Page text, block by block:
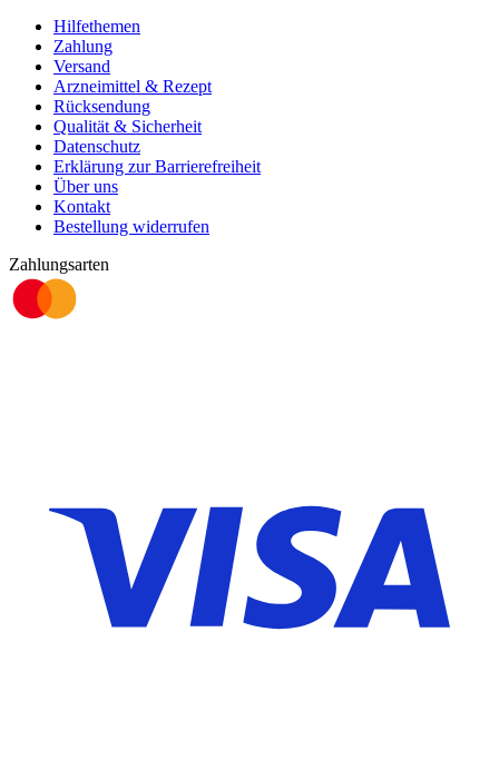
Hilfethemen
Zahlung
Versand
Arzneimittel & Rezept
Rücksendung
Qualität & Sicherheit
Datenschutz
Erklärung zur Barrierefreiheit
Über uns
Kontakt
Bestellung widerrufen
Zahlungsarten